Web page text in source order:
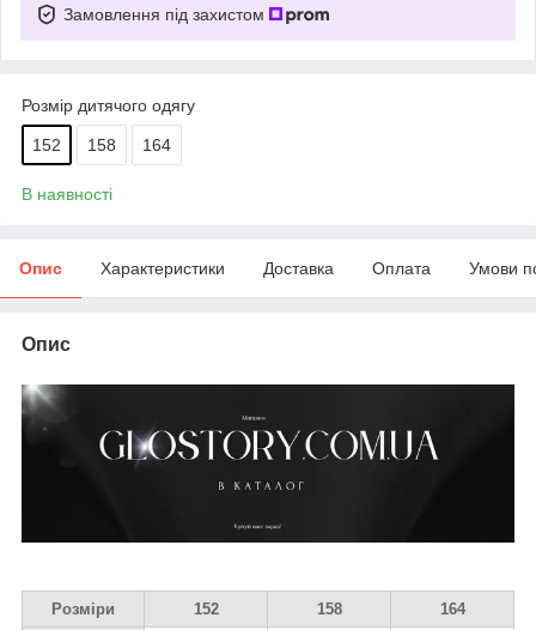
Замовлення під захистом
Розмір дитячого одягу
152 158 164
В наявності
Опис Характеристики Доставка Оплата Умови
Опис
Розміри 152 158
164